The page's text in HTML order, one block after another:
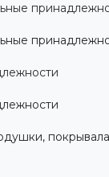
покрывала